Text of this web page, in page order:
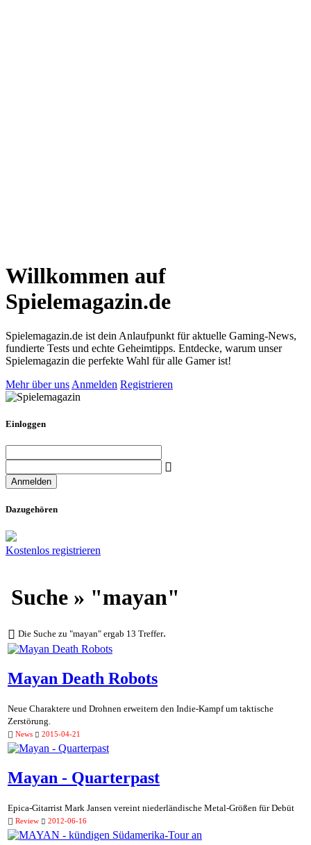
Willkommen auf
Spielemagazin.de
Spielemagazin.de ist dein Anlaufpunkt für aktuelle Gaming-News,
fundierte Tests und echte Geheimtipps. Entdecke, warum unser
Spielemagazin die perfekte Wahl für alle Gamer ist!
Mehr über uns Anmelden Registrieren
Einloggen
Dazugehören
Kostenlos registrieren
Suche » "mayan"
Die Suche zu "mayan" ergab 13 Treffer.
Mayan Death Robots
Neue Charaktere und Drohnen erweitern den Indie-Kampf um taktische
Zerstörung.
News 2015-04-21
Mayan - Quarterpast
Epica-Gitarrist Mark Jansen vereint niederländische Metal-Größen für Debüt
Review 2012-06-16